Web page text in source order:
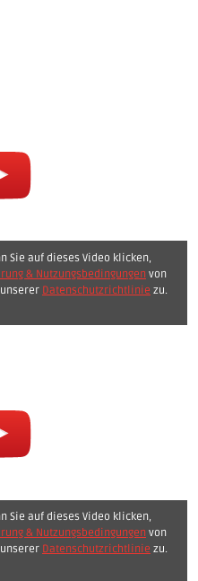
Sie auf dieses Video klicken,
& Nutzungsbedingungen von
Datenschutzrichtlinie zu.
Sie auf dieses Video klicken,
& Nutzungsbedingungen von
Datenschutzrichtlinie zu.